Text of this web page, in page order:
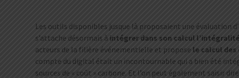
Les outils disponibles jusque là proposaient une évaluation
s’attache désormais à intégrer dans son calcul
acteurs de la filière événementielle et propose le calcul
compte du digital était un incontournable qui a bien été
sources de « coût » carbone. Et l’on peut également saisir